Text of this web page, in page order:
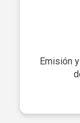
Emisión